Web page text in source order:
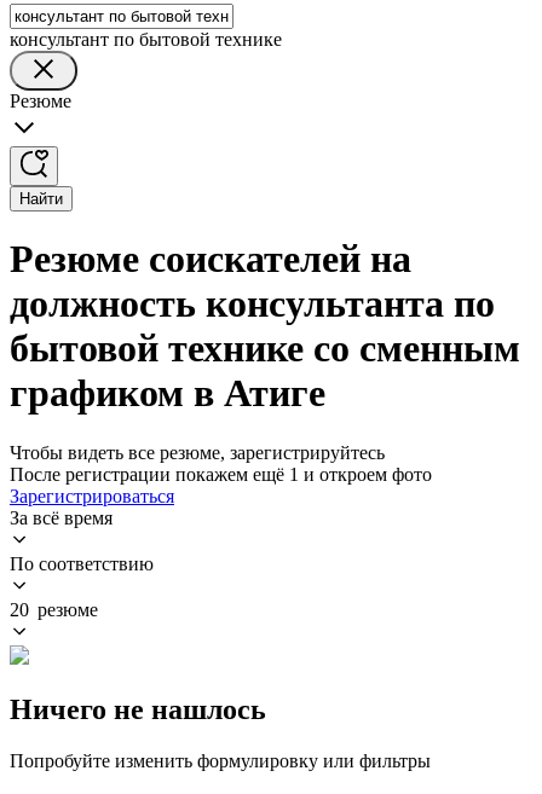
консультант по бытовой технике
Резюме
Найти
Резюме соискателей на
должность консультанта по
бытовой технике со сменным
графиком в Атиге
Чтобы видеть все резюме, зарегистрируйтесь
После регистрации покажем ещё 1 и откроем фото
Зарегистрироваться
За всё время
По соответствию
20 резюме
Ничего не нашлось
Попробуйте изменить формулировку или фильтры